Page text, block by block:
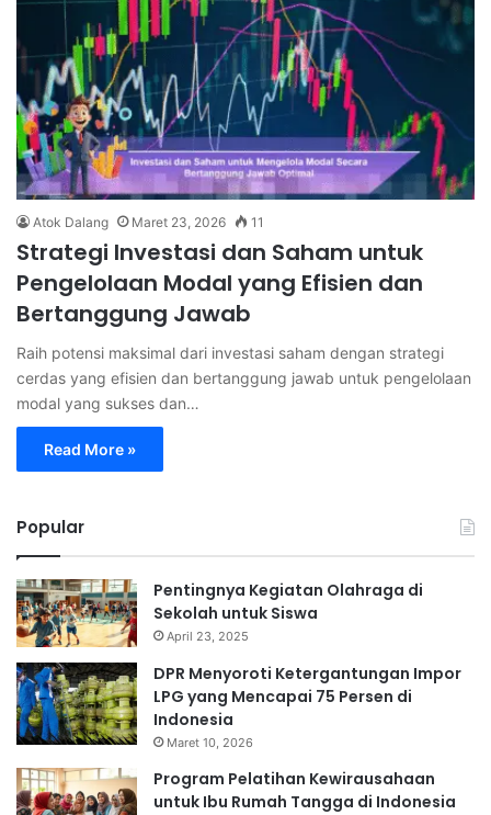
Atok Dalang Maret 23, 2026 11
Strategi Investasi dan Saham untuk
Pengelolaan Modal yang Efisien dan
Bertanggung Jawab
Raih potensi maksimal dari investasi saham dengan strategi
cerdas yang efisien dan bertanggung jawab untuk pengelolaan
modal yang sukses dan…
Read More »
Popular
Pentingnya Kegiatan Olahraga di
Sekolah untuk Siswa
April 23, 2025
DPR Menyoroti Ketergantungan Impor
LPG yang Mencapai 75 Persen di
Indonesia
Maret 10, 2026
Program Pelatihan Kewirausahaan
untuk Ibu Rumah Tangga di Indonesia